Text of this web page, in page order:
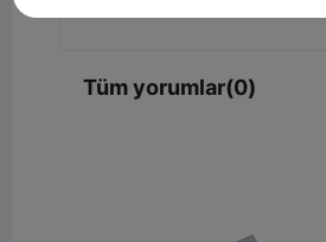
Tüm yorumlar(0)